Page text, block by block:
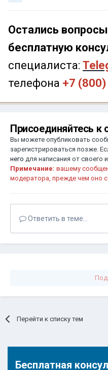
Остались
бесплатную
специалиста:
телефона +7
Присоединяйтесь
Вы можете опубликовать
зарегистрироваться позже.
него для написания от своего
Примечание: вашему
модератора, прежде чем оно
Ответить в теме...
Перейти к списку тем
Бесплатная